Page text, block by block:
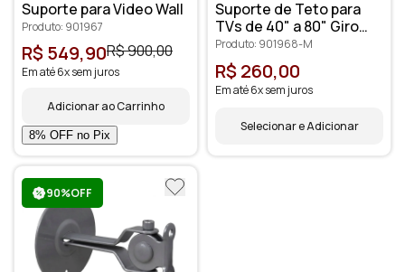
Suporte para Video Wall
Produto: 901967
R$ 549,90R$ 900,00
Em até 6x sem juros
Adicionar ao Carrinho
Suporte de Teto para
TVs de 40" a 80" Giro
360 graus Altura
Ajustável
Produto: 901968-M
R$ 260,00
Em até 6x sem juros
Selecionar e Adicionar
90%OFF